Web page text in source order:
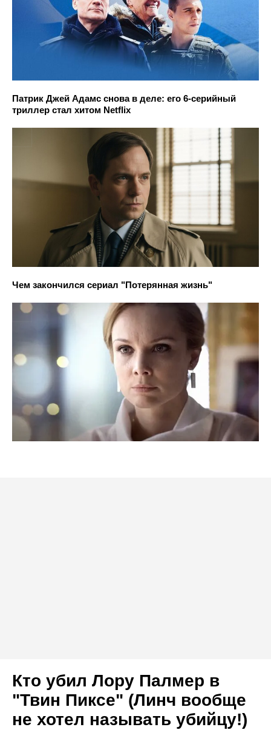
Патрик Джей Адамс снова в деле: его 6-серийный
триллер стал хитом Netflix
Чем закончился сериал "Потерянная жизнь"
Кто убил Лору Палмер в
"Твин Пиксе" (Линч вообще
не хотел называть убийцу!)